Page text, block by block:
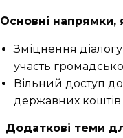
Основні напрямки,
Зміцнення
участь
Вільний доступ
державних
Додаткові теми